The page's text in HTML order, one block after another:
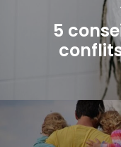
l’article
5